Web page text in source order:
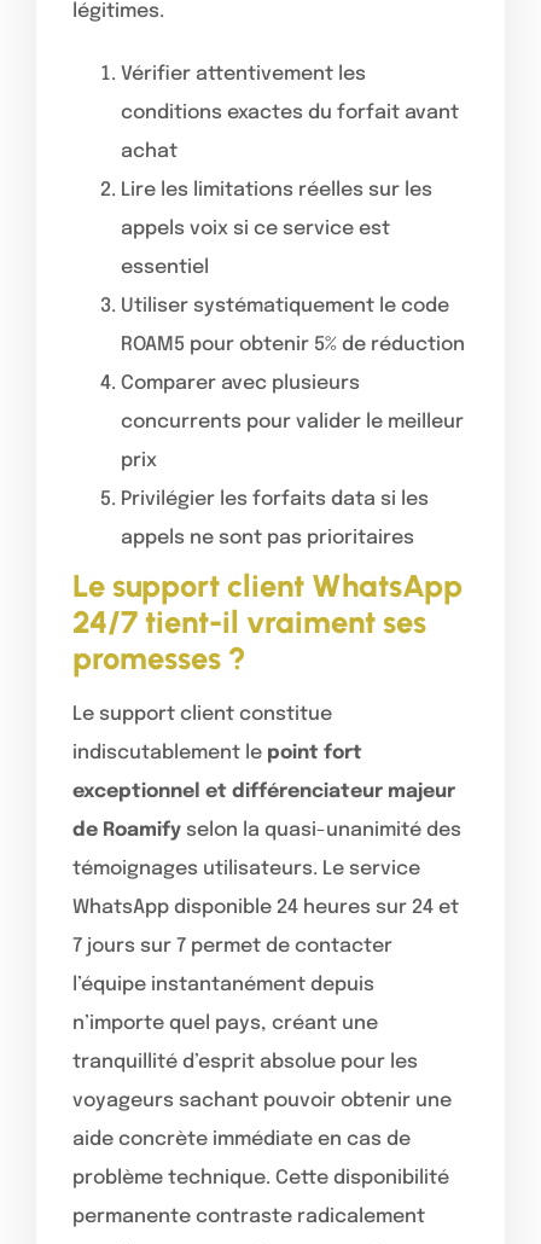
légitimes.
Vérifier attentivement les
conditions exactes du forfait avant
achat
Lire les limitations réelles sur les
appels voix si ce service est
essentiel
Utiliser systématiquement le code
ROAM5 pour obtenir 5% de réduction
Comparer avec plusieurs
concurrents pour valider le meilleur
prix
Privilégier les forfaits data si les
appels ne sont pas prioritaires
Le support client WhatsApp
24/7 tient-il vraiment ses
promesses ?
Le support client constitue
indiscutablement le point fort
exceptionnel et différenciateur majeur
de Roamify selon la quasi-unanimité des
témoignages utilisateurs. Le service
WhatsApp disponible 24 heures sur 24 et
7 jours sur 7 permet de contacter
l’équipe instantanément depuis
n’importe quel pays, créant une
tranquillité d’esprit absolue pour les
voyageurs sachant pouvoir obtenir une
aide concrète immédiate en cas de
problème technique. Cette disponibilité
permanente contraste radicalement